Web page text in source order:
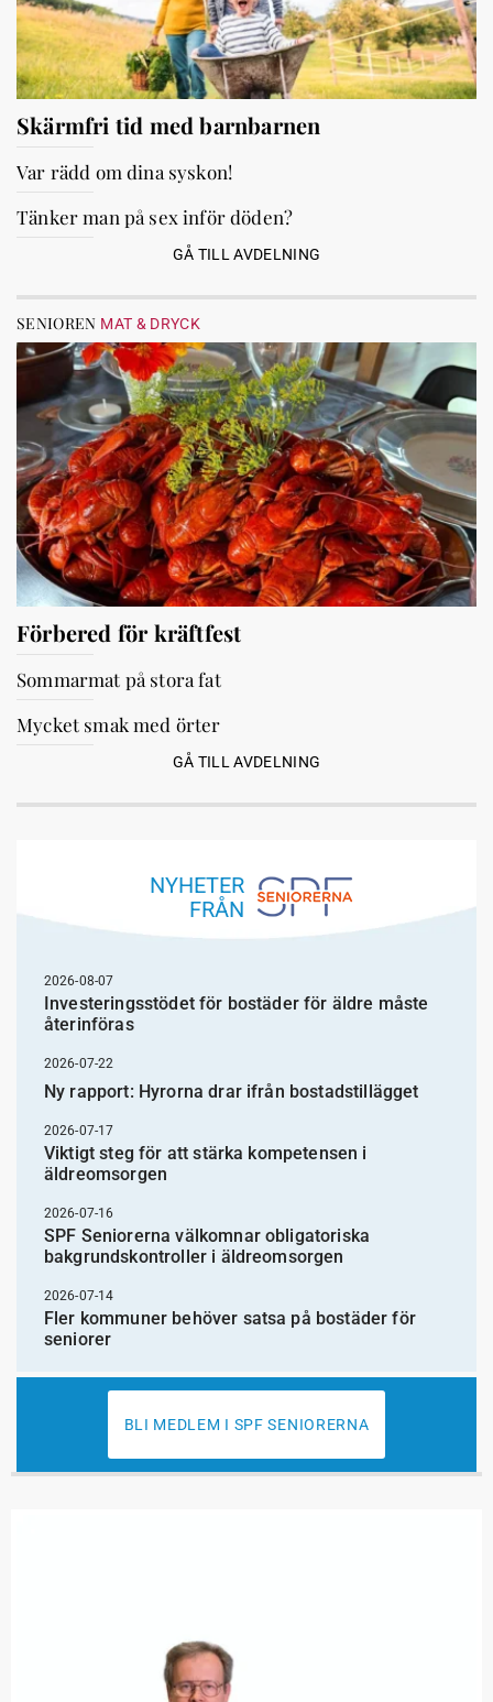
Skärmfri tid med barnbarnen
Var rädd om dina syskon!
Tänker man på sex inför döden?
GÅ TILL AVDELNING
SENIOREN MAT & DRYCK
Förbered för kräftfest
Sommarmat på stora fat
Mycket smak med örter
GÅ TILL AVDELNING
NYHETER
FRÅN
2026-08-07
Investeringsstödet för bostäder för äldre måste
återinföras
2026-07-22
Ny rapport: Hyrorna drar ifrån bostadstillägget
2026-07-17
Viktigt steg för att stärka kompetensen i
äldreomsorgen
2026-07-16
SPF Seniorerna välkomnar obligatoriska
bakgrundskontroller i äldreomsorgen
2026-07-14
Fler kommuner behöver satsa på bostäder för
seniorer
BLI MEDLEM I SPF SENIORERNA